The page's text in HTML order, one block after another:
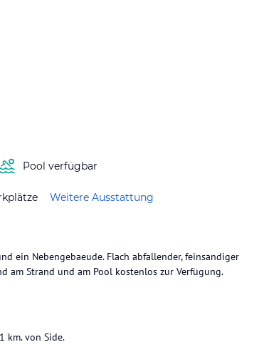
Pool verfügbar
Weitere Ausstattung
ein Nebengebaeude. Flach abfallender, feinsandiger
am Strand und am Pool kostenlos zur Verfügung.
km. von Side.